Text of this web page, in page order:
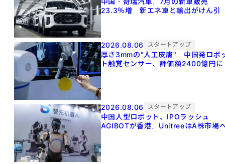
23.3％増 新エネ車と輸出がけん引
2026.08.06 スタートアップ
厚さ3mmの"人工皮膚" 中国発ロボ
ト触覚センサー、評価額2400億円に
2026.08.06 スタートアップ
中国人型ロボット、IPOラッシュ
AGIBOTが香港、UnitreeはA株市場